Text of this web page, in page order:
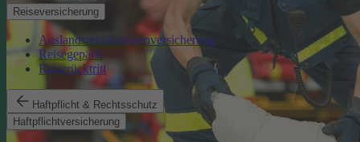
Reiseversicherung
Auslandsreisekrankenversicherung
Reisegepäck
Reiserücktritt
Haftpflicht & Rechtsschutz
Haftpflichtversicherung